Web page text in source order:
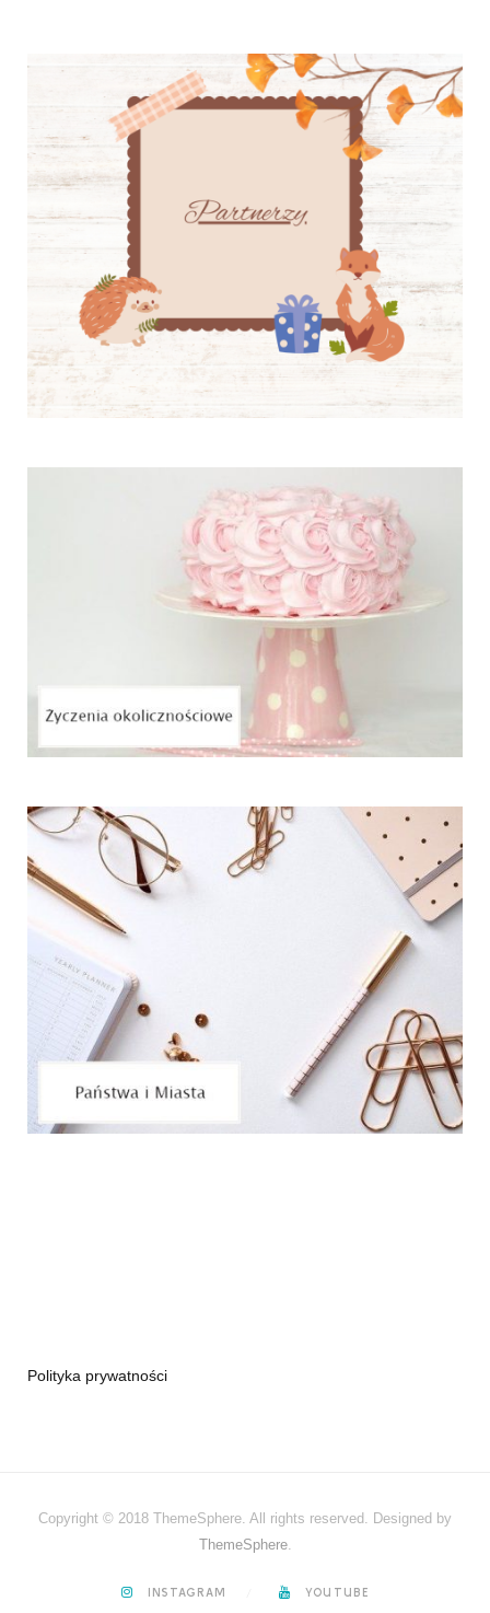
Polityka prywatności
Copyright © 2018 ThemeSphere. All rights reserved. Designed by
ThemeSphere.
INSTAGRAM YOUTUBE